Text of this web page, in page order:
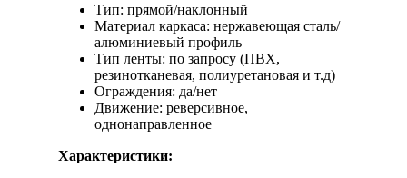
Тип: прямой/наклонный
Материал каркаса: нержавеющая сталь/
алюминиевый профиль
Тип ленты: по запросу (ПВХ,
резинотканевая, полиуретановая и т.д)
Ограждения: да/нет
Движение: реверсивное,
однонаправленное
Характеристики: